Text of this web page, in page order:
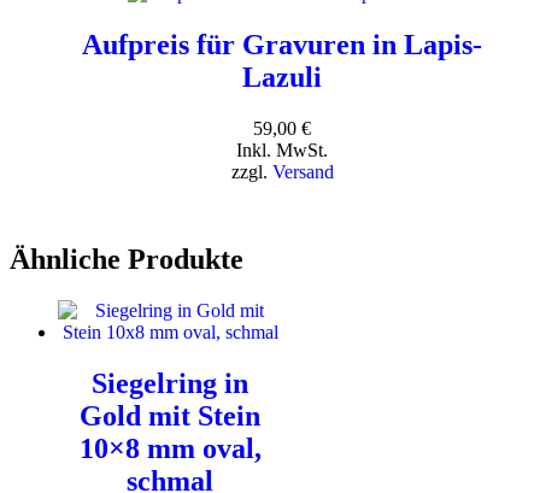
Aufpreis für Gravuren in Lapis-
Lazuli
59,00 €
Inkl. MwSt.
zzgl. Versand
Ähnliche Produkte
Siegelring in
Gold mit Stein
10×8 mm oval,
schmal